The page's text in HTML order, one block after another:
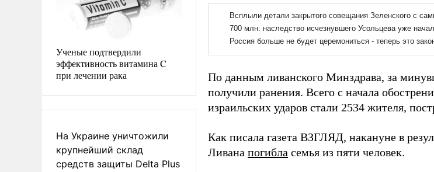
Ученые подтвердили
эффективность витамина C
при лечении рака
На Украине уничтожили
крупнейший склад
средств защиты Delta Plus
По данным ливанского Минздрава, за
получили ранения. Всего с начала
израильских ударов стали 2534 жителя,
Как писала газета ВЗГЛЯД, накануне в
Ливана погибла семья из пяти человек.